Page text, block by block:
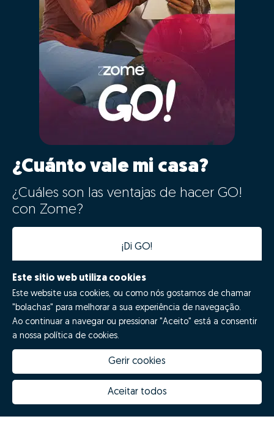
¿Cuánto vale mi casa?
¿Cuáles son las ventajas de hacer GO!
con Zome?
¡Di GO!
Porquê escolher a Zome
Inovação Zome
Hubs Zome
Este sitio web utiliza cookies
Este website usa cookies, ou como nós gostamos de chamar
"bolachas" para melhorar a sua experiência de navegação.
Ao continuar a navegar ou pressionar "Aceito" está a consentir
a nossa política de cookies.
Gerir cookies
Aceitar todos